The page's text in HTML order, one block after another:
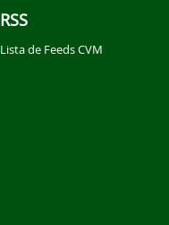
RSS
Lista de Feeds CVM